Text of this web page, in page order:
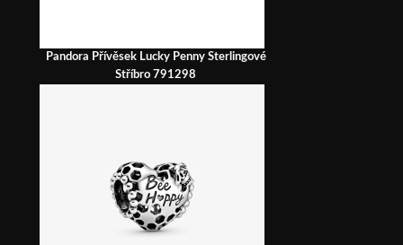
Pandora Přívěsek Lucky Penny Sterlingové
Stříbro 791298